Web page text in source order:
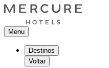
Menu
Destinos
Voltar